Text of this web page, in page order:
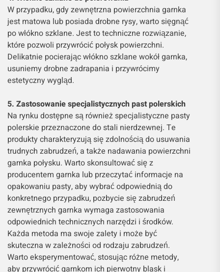
W przypadku, gdy zewnętrzna powierzchnia garnka
jest matowa lub posiada drobne rysy, warto sięgnąć
po włókno szklane. Jest to techniczne rozwiązanie,
które pozwoli przywrócić połysk powierzchni.
Delikatnie pocierając włókno szklane wokół garnka,
usuniemy drobne zadrapania i przywrócimy
estetyczny wygląd.
5. Zastosowanie specjalistycznych past polerskich
Na rynku dostępne są również specjalistyczne pasty
polerskie przeznaczone do stali nierdzewnej. Te
produkty charakteryzują się zdolnością do usuwania
trudnych zabrudzeń, a także nadawania powierzchni
garnka połysku. Warto skonsultować się z
producentem garnka lub przeczytać informacje na
opakowaniu pasty, aby wybrać odpowiednią do
konkretnego przypadku, pozbycie się zabrudzeń
zewnętrznych garnka wymaga zastosowania
odpowiednich technicznych narzędzi i środków.
Każda metoda ma swoje zalety i może być
skuteczna w zależności od rodzaju zabrudzeń.
Warto eksperymentować, stosując różne metody,
aby przywrócić garnkom ich pierwotny blask i